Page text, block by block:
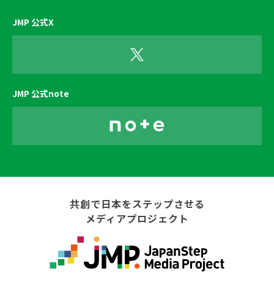
JMP 公式X
JMP 公式note
共創で日本をステップさせる
メディアプロジェクト